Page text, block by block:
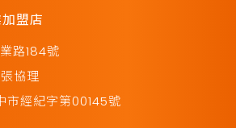
盟店
路184號
協理
市經紀字第00145號